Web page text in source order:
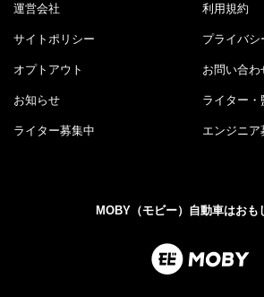
運営会社 利用規約
サイトポリシー プライバシ
オプトアウト お問い合わ
お知らせ ライター・
ライター募集中 エンジニア
MOBY（モビー）自動車はおも